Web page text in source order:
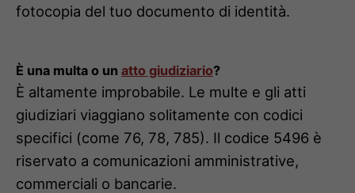
fotocopia del tuo documento di identità.
È una multa o un atto giudiziario?
È altamente improbabile. Le multe e gli atti
giudiziari viaggiano solitamente con codici
specifici (come 76, 78, 785). Il codice 5496 è
riservato a comunicazioni amministrative,
commerciali o bancarie.